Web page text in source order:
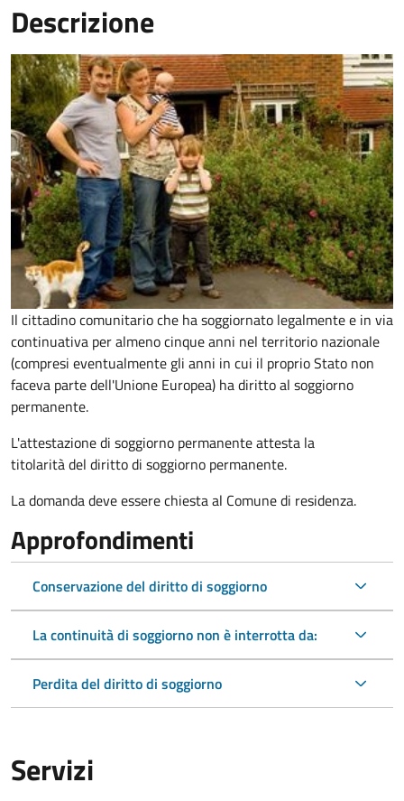
Descrizione
Il cittadino comunitario che ha soggiornato legalmente e in via
continuativa per almeno cinque anni nel territorio nazionale
(compresi eventualmente gli anni in cui il proprio Stato non
faceva parte dell'Unione Europea) ha diritto al soggiorno
permanente.
L'attestazione di soggiorno permanente attesta la
titolarità del diritto di soggiorno permanente.
La domanda deve essere chiesta al Comune di residenza.
Approfondimenti
Conservazione del diritto di soggiorno
La continuità di soggiorno non è interrotta da:
Perdita del diritto di soggiorno
Servizi